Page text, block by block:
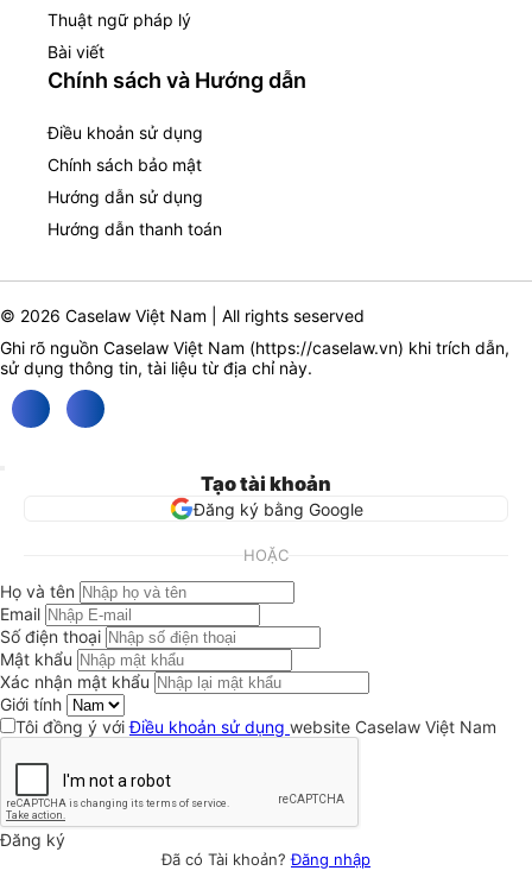
Thuật ngữ pháp lý
Bài viết
Chính sách và Hướng dẫn
Điều khoản sử dụng
Chính sách bảo mật
Hướng dẫn sử dụng
Hướng dẫn thanh toán
© 2026 Caselaw Việt Nam | All rights seserved
Ghi rõ nguồn Caselaw Việt Nam (https://caselaw.vn) khi trích dẫn,
sử dụng thông tin, tài liệu từ địa chỉ này.
Tạo tài khoản
Đăng ký bằng Google
HOẶC
Họ và tên
Email
Số điện thoại
Mật khẩu
Xác nhận mật khẩu
Giới tính
Tôi đồng ý vớiĐiều khoản sử dụng website Caselaw Việt Nam
Đăng ký
Đã có Tài khoản?Đăng nhập